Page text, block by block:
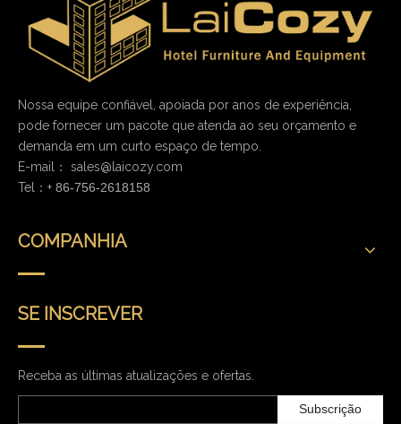
Nossa equipe confiável, apoiada por anos de experiência,
pode fornecer um pacote que atenda ao seu orçamento e
demanda em um curto espaço de tempo.
E-mail： sales@laicozy.com
Tel：+ 86-756-2618158
COMPANHIA
SE INSCREVER
Receba as últimas atualizações e ofertas.
Subscrição